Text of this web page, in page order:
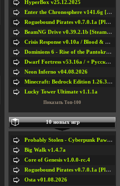
HyperBox v25.12.2025
Enter the Chronosphere v141.6g [Steam Early Access]
Roguebound Pirates v0.7.0.1a [Playtest]
BeamNG Drive v0.39.2.1b [Steam Early Access]
Crisis Response v0.10a / Blood & Bullet
Dominions 6 - Rise of the Pantokrator v6.35a
Dwarf Fortress v53.16a / + Русская Версия v50.12a
Neon Inferno v04.08.2026
Minecraft: Bedrock Edition 1.26.33.1a / + TLauncher v2.89
Lucky Tower Ultimate v1.1.1a
Показать Топ-100
10 новых игр
Probably Stolen - Cyberpunk Pawnshop Simulator v048c [Playtest]
Big Walk v1.4.7a
Core of Genesis v1.0.0-rc.4
Roguebound Pirates v0.7.0.1a [Playtest]
Osta v01.08.2026